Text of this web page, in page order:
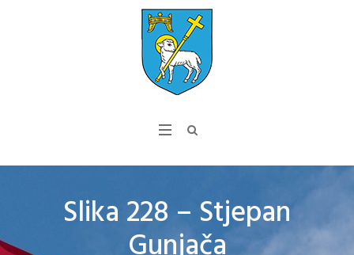
Slika 228 – Stjepan